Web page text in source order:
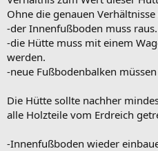
Ohne die genauen
-der Innenfußboden muss raus.
-die Hütte muss mit einem
werden.
-neue Fußbodenbalken
Die Hütte sollte nachher
alle Holzteile vom Erdreich
-Innenfußboden wieder